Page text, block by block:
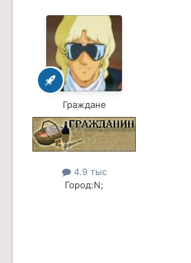
Граждане
4.9 тыс
Город:N;